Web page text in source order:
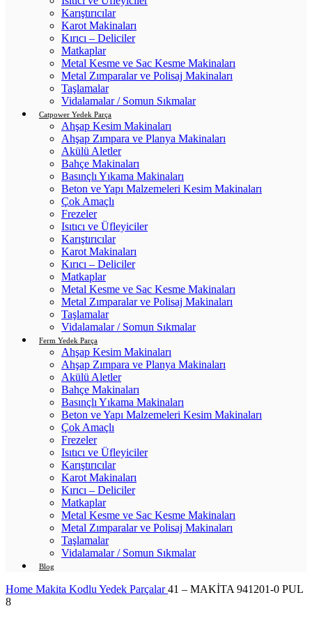
Karıştırıcılar
Karot Makinaları
Kırıcı – Deliciler
Matkaplar
Metal Kesme ve Sac Kesme Makinaları
Metal Zımparalar ve Polisaj Makinaları
Taşlamalar
Vidalamalar / Somun Sıkmalar
Catpower Yedek Parça
Ahşap Kesim Makinaları
Ahşap Zımpara ve Planya Makinaları
Akülü Aletler
Bahçe Makinaları
Basınçlı Yıkama Makinaları
Beton ve Yapı Malzemeleri Kesim Makinaları
Çok Amaçlı
Frezeler
Isıtıcı ve Üfleyiciler
Karıştırıcılar
Karot Makinaları
Kırıcı – Deliciler
Matkaplar
Metal Kesme ve Sac Kesme Makinaları
Metal Zımparalar ve Polisaj Makinaları
Taşlamalar
Vidalamalar / Somun Sıkmalar
Ferm Yedek Parça
Ahşap Kesim Makinaları
Ahşap Zımpara ve Planya Makinaları
Akülü Aletler
Bahçe Makinaları
Basınçlı Yıkama Makinaları
Beton ve Yapı Malzemeleri Kesim Makinaları
Çok Amaçlı
Frezeler
Isıtıcı ve Üfleyiciler
Karıştırıcılar
Karot Makinaları
Kırıcı – Deliciler
Matkaplar
Metal Kesme ve Sac Kesme Makinaları
Metal Zımparalar ve Polisaj Makinaları
Taşlamalar
Vidalamalar / Somun Sıkmalar
Blog
Home Makita Kodlu Yedek Parçalar41 – MAKİTA 941201-0 PUL
8